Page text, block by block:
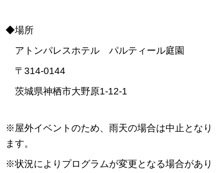
◆場所
アトンパレスホテル パルティール庭園
〒314-0144
茨城県神栖市大野原1-12-1
※屋外イベントのため、雨天の場合は中止となり
ます。
※状況によりプログラムが変更となる場合があり